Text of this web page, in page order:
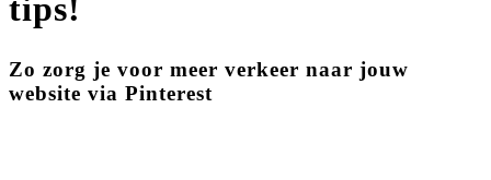
tips!
Zo zorg je voor meer verkeer naar jouw
website via Pinterest